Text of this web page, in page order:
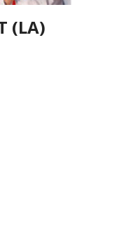
(LA)